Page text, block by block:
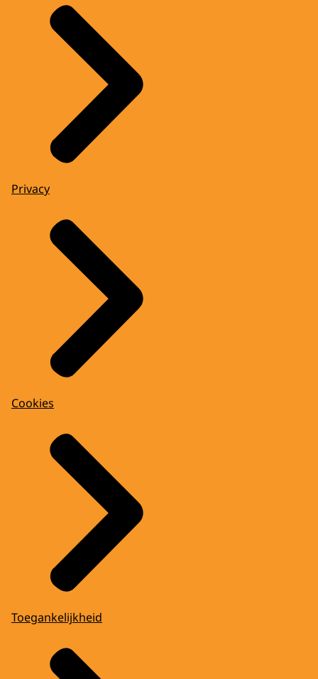
Privacy
Cookies
Toegankelijkheid